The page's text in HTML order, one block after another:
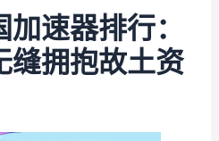
速器排行：
缝拥抱故土资